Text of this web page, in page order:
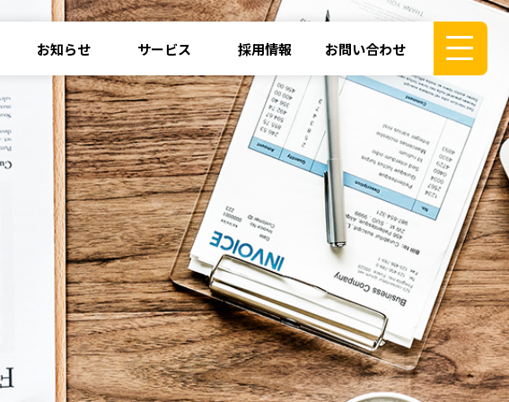
お知らせ サービス 採用情報 お問い合わせ